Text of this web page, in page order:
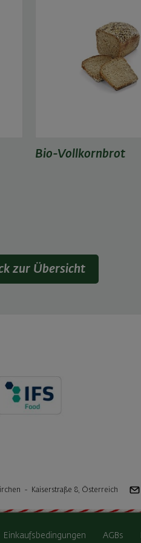
Bio-Vollkornbrot
zur Übersicht
- Kaiserstraße 8, Österreich
Einkaufsbedingungen AGBs